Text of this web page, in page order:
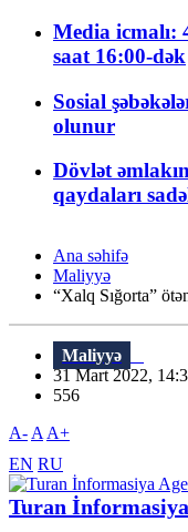
Media icmalı:
saat 16:00-dək
Sosial
olunur
Dövlət
qaydaları
Ana səhifə
Maliyyə
“Xalq Sığorta”
Maliyyə
31 Mart 2022,
556
A- A A+
EN RU
Turan